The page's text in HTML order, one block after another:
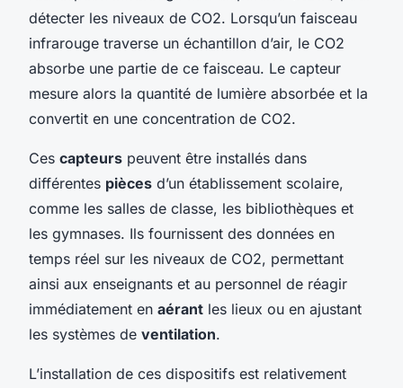
détecter les niveaux de CO2. Lorsqu’un faisceau
infrarouge traverse un échantillon d’air, le CO2
absorbe une partie de ce faisceau. Le capteur
mesure alors la quantité de lumière absorbée et la
convertit en une concentration de CO2.
Ces capteurs peuvent être installés dans
différentes pièces d’un établissement scolaire,
comme les salles de classe, les bibliothèques et
les gymnases. Ils fournissent des données en
temps réel sur les niveaux de CO2, permettant
ainsi aux enseignants et au personnel de réagir
immédiatement en aérant les lieux ou en ajustant
les systèmes de ventilation.
L’installation de ces dispositifs est relativement